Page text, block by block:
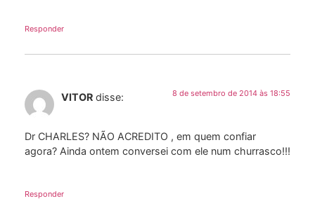
Responder
VITOR disse: 8 de setembro de 2014 às 18:55
Dr CHARLES? NÃO ACREDITO , em quem confiar
agora? Ainda ontem conversei com ele num churrasco!!!
Responder